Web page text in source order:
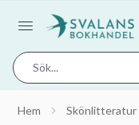
Hem Skönlitteratur